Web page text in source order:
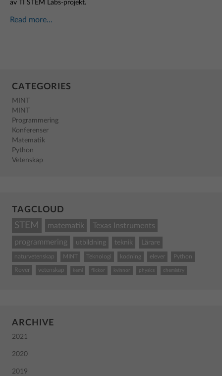
av TI STEM Labs-projekt.
Read more...
CATEGORIES
MINT
MINT
Programmering
Konferenser
Matematik
Python
Vetenskap
TAGCLOUD
STEM matematik Texas Instruments
programmering utbildning teknik Lärare
naturvetenskap MINT Teknologi kodning elever Python
Rover vetenskap kemi flickor kvinnor physics chemistry
ARCHIVE
2021
2020
2019